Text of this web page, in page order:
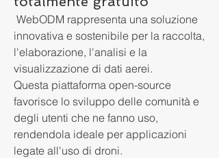
WebODM rappresenta una soluzione
innovativa e sostenibile per la raccolta,
l'elaborazione, l'analisi e la
visualizzazione di dati aerei.
Questa piattaforma open-source
favorisce lo sviluppo delle comunità e
degli utenti che ne fanno uso,
rendendola ideale per applicazioni
legate all'uso di droni.